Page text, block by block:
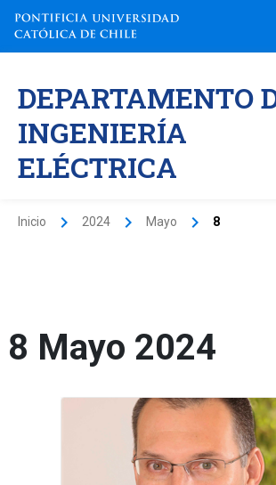
contenido
DEPARTAMENTO
INGENIERÍA
ELÉCTRICA
Inicio 2024 Mayo 8
8 Mayo 2024